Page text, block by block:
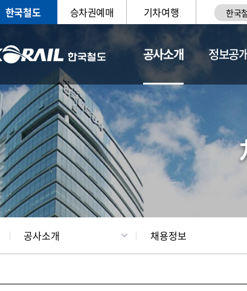
한국철도 승차권예매 기차여행 한국
공사소개
CEO 일반현황
정보공
공사소개 채용정보